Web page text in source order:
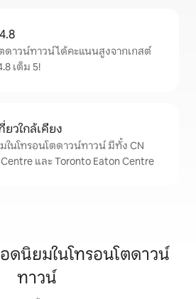
ดาวน์ทาวน์ได้คะแนนสูงจากเกสต์
เต็ม 5!
วใกล้เคียง
นโทรอนโตดาวน์ทาวน์ มีทั้ง CN
Centre และ Toronto Eaton Centre
นิยมในโทรอนโตดาวน์
ทาวน์